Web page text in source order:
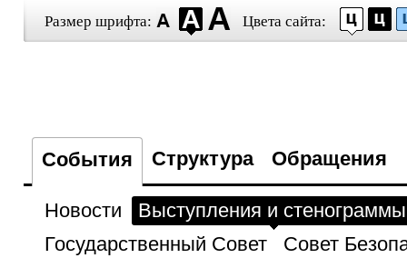
Размер шрифта: Цвета сайта:
События Структура Обращения
Новости
Выступления и стенограммы
Государственный Совет
Совет